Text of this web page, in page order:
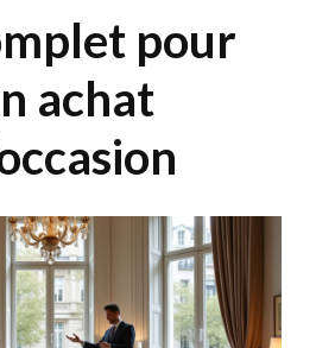
pour
achat